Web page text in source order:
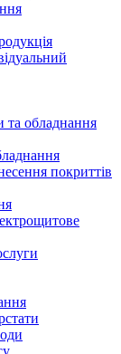
та обладнання
покриттів